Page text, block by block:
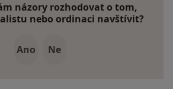
názory rozhodovat o tom,
nebo ordinaci navštívit?
Ano Ne